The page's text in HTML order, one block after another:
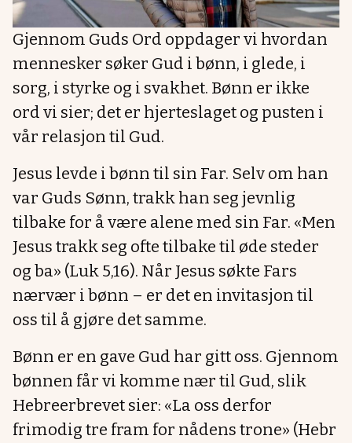
Gjennom Guds Ord oppdager vi hvordan
mennesker søker Gud i bønn, i glede, i
sorg, i styrke og i svakhet. Bønn er ikke
ord vi sier; det er hjerteslaget og pusten i
vår relasjon til Gud.
Jesus levde i bønn til sin Far. Selv om han
var Guds Sønn, trakk han seg jevnlig
tilbake for å være alene med sin Far. «Men
Jesus trakk seg ofte tilbake til øde steder
og ba» (Luk 5,16). Når Jesus søkte Fars
nærvær i bønn – er det en invitasjon til
oss til å gjøre det samme.
Bønn er en gave Gud har gitt oss. Gjennom
bønnen får vi komme nær til Gud, slik
Hebreerbrevet sier: «La oss derfor
frimodig tre fram for nådens trone» (Hebr